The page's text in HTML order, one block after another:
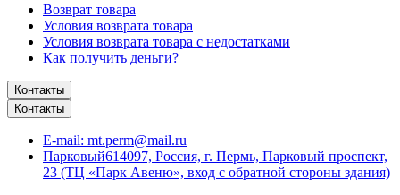
Возврат товара
Условия возврата товара
Условия возврата товара с недостатками
Как получить деньги?
Контакты
Контакты
E-mail: mt.perm@mail.ru
Парковый614097, Россия, г. Пермь, Парковый проспект,
23 (ТЦ «Парк Авеню», вход с обратной стороны здания)